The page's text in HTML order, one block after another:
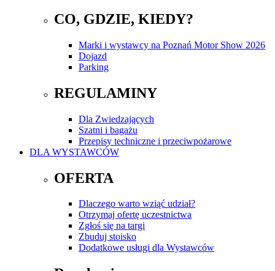
CO, GDZIE, KIEDY?
Marki i wystawcy na Poznań Motor Show 2026
Dojazd
Parking
REGULAMINY
Dla Zwiedzających
Szatni i bagażu
Przepisy techniczne i przeciwpożarowe
DLA WYSTAWCÓW
OFERTA
Dlaczego warto wziąć udział?
Otrzymaj ofertę uczestnictwa
Zgłoś się na targi
Zbuduj stoisko
Dodatkowe usługi dla Wystawców